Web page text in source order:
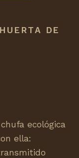
DE
ecológica
ella: